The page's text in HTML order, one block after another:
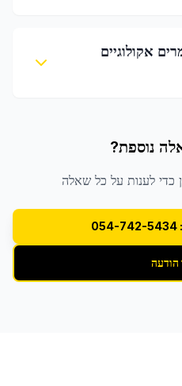
אקולוגיים
נוספת?
כדי לענות על כל שאלה
הודעה